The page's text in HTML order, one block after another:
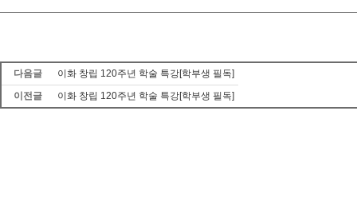
다음글
이화 창립 120주년 학술 특강[학부생 필독]
이전글
이화 창립 120주년 학술 특강[학부생 필독]